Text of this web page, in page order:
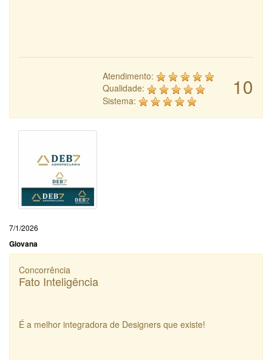
10
Atendimento:
Qualidade:
Sistema:
7/1/2026
Giovana
Concorrência
Fato Inteligência
É a melhor integradora de Designers que existe!